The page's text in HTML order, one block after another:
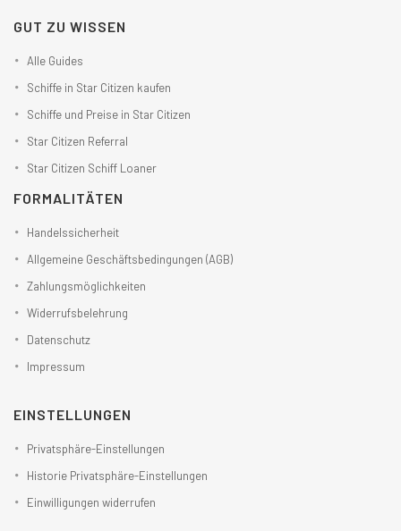
GUT ZU WISSEN
Alle Guides
Schiffe in Star Citizen kaufen
Schiffe und Preise in Star Citizen
Star Citizen Referral
Star Citizen Schiff Loaner
FORMALITÄTEN
Handelssicherheit
Allgemeine Geschäftsbedingungen (AGB)
Zahlungsmöglichkeiten
Widerrufsbelehrung
Datenschutz
Impressum
EINSTELLUNGEN
Privatsphäre-Einstellungen
Historie Privatsphäre-Einstellungen
Einwilligungen widerrufen